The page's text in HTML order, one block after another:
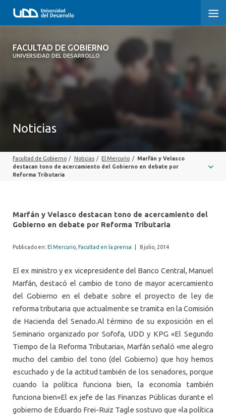
FACULTAD DE GOBIERNO
UNIVERSIDAD DEL DESARROLLO
FACULTAD DE GOBIERNO
EXTENSIÓN
Noticias
Facultad de Gobierno / Noticias / El Mercurio /
Marfán y Velasco
destacan tono de acercamiento del Gobierno en debate por
Reforma Tributaria
Marfán y Velasco destacan tono de acercamiento del
Gobierno en debate por Reforma Tributaria
Publicado en: El Mercurio Facultad en la prensa 8 julio, 2014
El ex ministro y ex vicepresidente del Banco Central, Manuel
Marfán, destacó el cambio de tono de mayor acercamiento
del Gobierno en el debate sobre el proyecto de ley de
reforma tributaria que actualmente se tramita en la Comisión
de Hacienda del Senado.Al término de su exposición en el
Seminario organizado por Sofofa, UDD y KPG «El Segundo
Tiempo de la Reforma Tributaria», Marfán señaló «me alegro
mucho del cambio del tono (del Gobierno) que hoy hemos
escuchado y de la actitud también de los senadores, porque
cuando la política funciona bien, la economía también
funciona bien»El ex jefe de las Finanzas Públicas durante el
gobierno de Eduardo Frei-Ruiz Tagle sostuvo que «la política